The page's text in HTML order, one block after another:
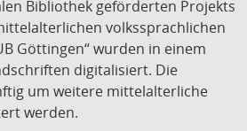
Bibliothek geförderten Projekts
volkssprachlichen
Göttingen“ wurden in einem
digitalisiert. Die
um weitere mittelalterliche
werden.